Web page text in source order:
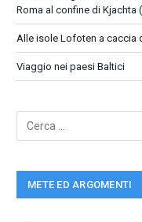
Roma al confine di Kjachta
Alle isole Lofoten a caccia
Viaggio nei paesi Baltici
METE ED ARGOMENTI